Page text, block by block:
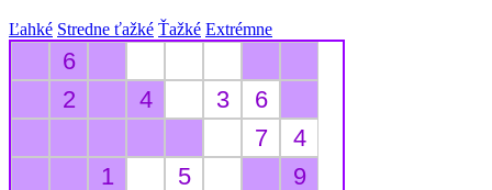
Ľahké Stredne ťažké Ťažké Extrémne